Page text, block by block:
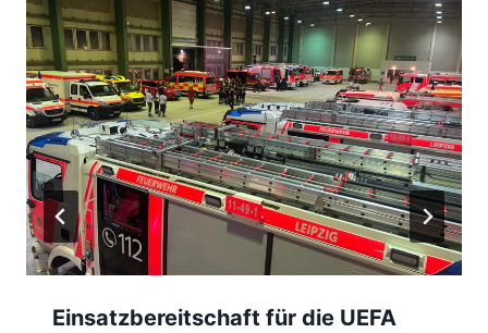
Einsatzbereitschaft für die UEFA